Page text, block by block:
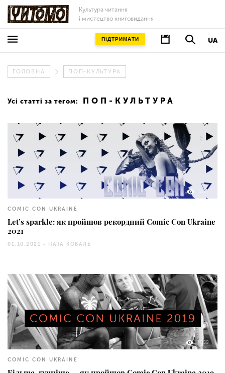
Культура читання
і мистецтво книговидання
UA
ПІДТРИМАТИ
ГОЛОВНА ПОП-КУЛЬТУРА
Усі статті за тегом: ПОП-КУЛЬТУРА
5187
COMIC CON UKRAINE
Let’s sparkle: як пройшов рекордний Comic Con Ukraine
2021
01.10.2021 - НАТА КОВАЛЬ
5289
COMIC CON UKRAINE